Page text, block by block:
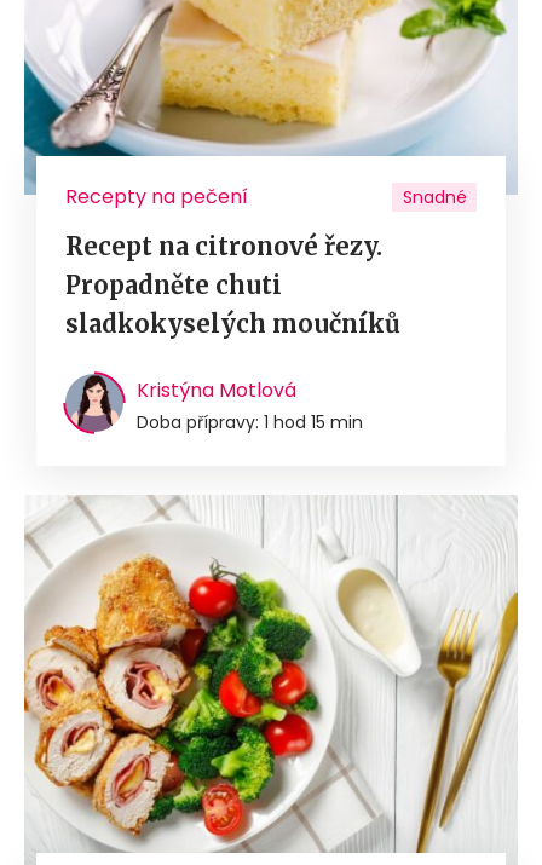
Recepty na pečení Snadné
Recept na citronové řezy.
Propadněte chuti
sladkokyselých moučníků
Kristýna Motlová
Doba přípravy: 1 hod 15 min